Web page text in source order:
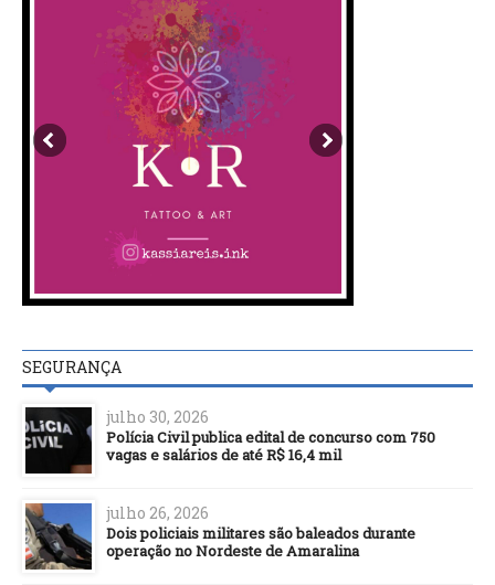
SEGURANÇA
julho 30, 2026
Polícia Civil publica edital de concurso com 750
vagas e salários de até R$ 16,4 mil
julho 26, 2026
Dois policiais militares são baleados durante
operação no Nordeste de Amaralina